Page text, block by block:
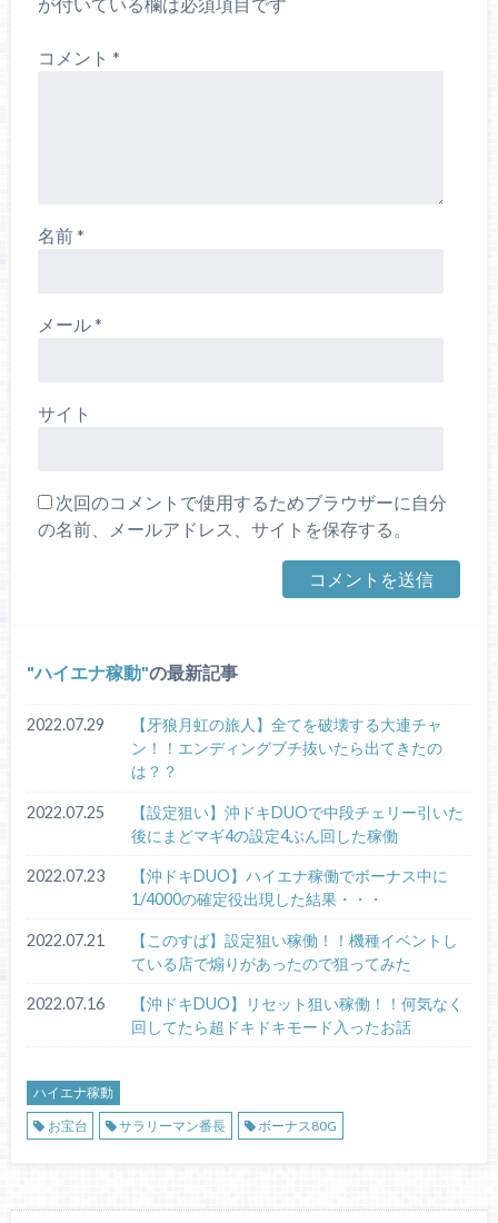
コメント *
名前*
メール*
サイト
次回のコメントで使用するためブラウザーに自分
の名前、メールアドレス、サイトを保存する。
ハイエナ稼動 の最新記事
2022.07.29
【牙狼月虹の旅人】全てを破壊する大連チャ
ン！！エンディングブチ抜いたら出てきたの
は？？
2022.07.25
【設定狙い】沖ドキDUOで中段チェリー引いた
後にまどマギ4の設定4ぶん回した稼働
2022.07.23
【沖ドキDUO】ハイエナ稼働でボーナス中に
1/4000の確定役出現した結果・・・
2022.07.21
【このすば】設定狙い稼働！！機種イベントし
ている店で煽りがあったので狙ってみた
2022.07.16
【沖ドキDUO】リセット狙い稼働！！何気なく
回してたら超ドキドキモード入ったお話
ハイエナ稼動
お宝台
サラリーマン番長 ボーナス80G